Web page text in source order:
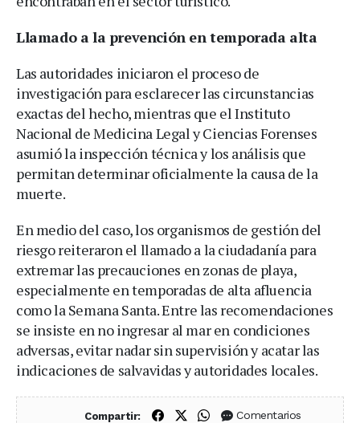
Llamado a la prevención en temporada alta
Las autoridades iniciaron el proceso de
investigación para esclarecer las circunstancias
exactas del hecho, mientras que el Instituto
Nacional de Medicina Legal y Ciencias Forenses
asumió la inspección técnica y los análisis que
permitan determinar oficialmente la causa de la
muerte.
En medio del caso, los organismos de gestión del
riesgo reiteraron el llamado a la ciudadanía para
extremar las precauciones en zonas de playa,
especialmente en temporadas de alta afluencia
como la Semana Santa. Entre las recomendaciones
se insiste en no ingresar al mar en condiciones
adversas, evitar nadar sin supervisión y acatar las
indicaciones de salvavidas y autoridades locales.
Compartir: Compartir en Facebook
Compartir en X (Twitter)
Compartir en WhatsApp
Comentarios